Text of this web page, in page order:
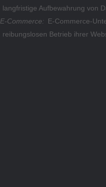
langfristige Aufbewahrung von
E-Commerce: E-Commerce-
reibungslosen Betrieb ihrer